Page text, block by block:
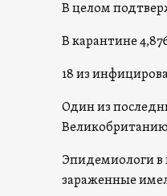
В целом
В карантине
18 из
Один из
Эпидемиологи в
зараженные